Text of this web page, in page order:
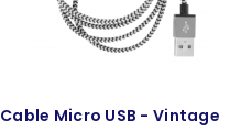
Cable Micro USB - Vintage